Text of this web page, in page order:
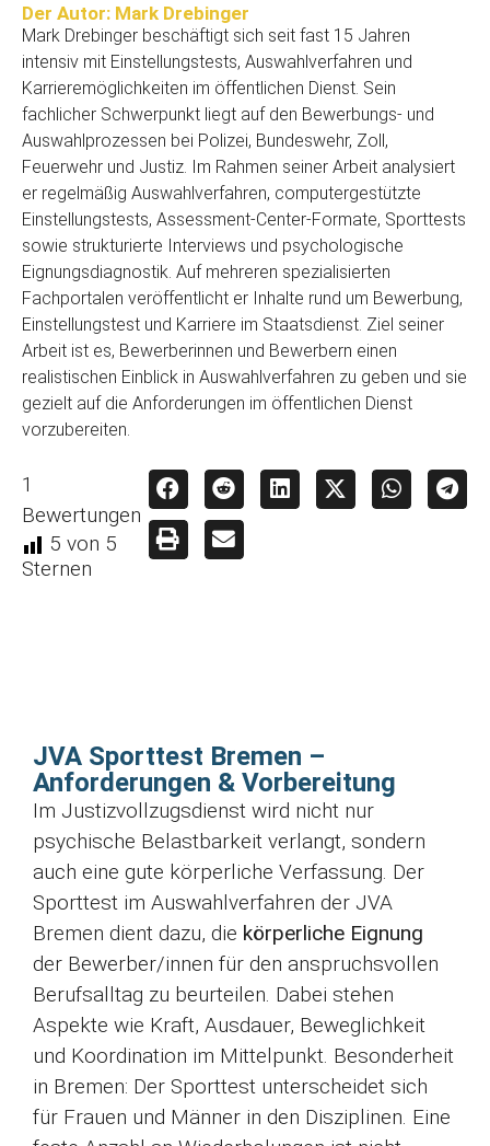
Der Autor: Mark Drebinger
Mark Drebinger beschäftigt sich seit fast 15 Jahren
intensiv mit Einstellungstests, Auswahlverfahren und
Karrieremöglichkeiten im öffentlichen Dienst. Sein
fachlicher Schwerpunkt liegt auf den Bewerbungs- und
Auswahlprozessen bei Polizei, Bundeswehr, Zoll,
Feuerwehr und Justiz. Im Rahmen seiner Arbeit analysiert
er regelmäßig Auswahlverfahren, computergestützte
Einstellungstests, Assessment-Center-Formate, Sporttests
sowie strukturierte Interviews und psychologische
Eignungsdiagnostik. Auf mehreren spezialisierten
Fachportalen veröffentlicht er Inhalte rund um Bewerbung,
Einstellungstest und Karriere im Staatsdienst. Ziel seiner
Arbeit ist es, Bewerberinnen und Bewerbern einen
realistischen Einblick in Auswahlverfahren zu geben und sie
gezielt auf die Anforderungen im öffentlichen Dienst
vorzubereiten.
1
Bewertungen
5 von 5
Sternen
JVA Sporttest Bremen –
Anforderungen & Vorbereitung
Im Justizvollzugsdienst wird nicht nur
psychische Belastbarkeit verlangt, sondern
auch eine gute körperliche Verfassung. Der
Sporttest im Auswahlverfahren der JVA
Bremen dient dazu, die körperliche Eignung
der Bewerber/innen für den anspruchsvollen
Berufsalltag zu beurteilen. Dabei stehen
Aspekte wie Kraft, Ausdauer, Beweglichkeit
und Koordination im Mittelpunkt. Besonderheit
in Bremen: Der Sporttest unterscheidet sich
für Frauen und Männer in den Disziplinen. Eine